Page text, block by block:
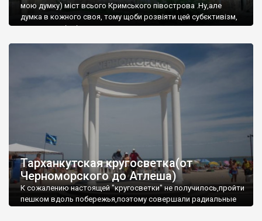
мою думку) міст всього Кримського півострова .Ну,але
думка в кожного своя, тому щоби розвіяти цей субєктивізм,
запрошую відвідати це
Тарханкутская кругосветка(от
Черноморского до Атлеша)
К сожалению настоящей "кругосветки" не получилось,пройти
пешком вдоль побережья,поэтому совершали радиальные